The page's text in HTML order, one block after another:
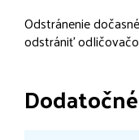
Odstránenie
odstrániť